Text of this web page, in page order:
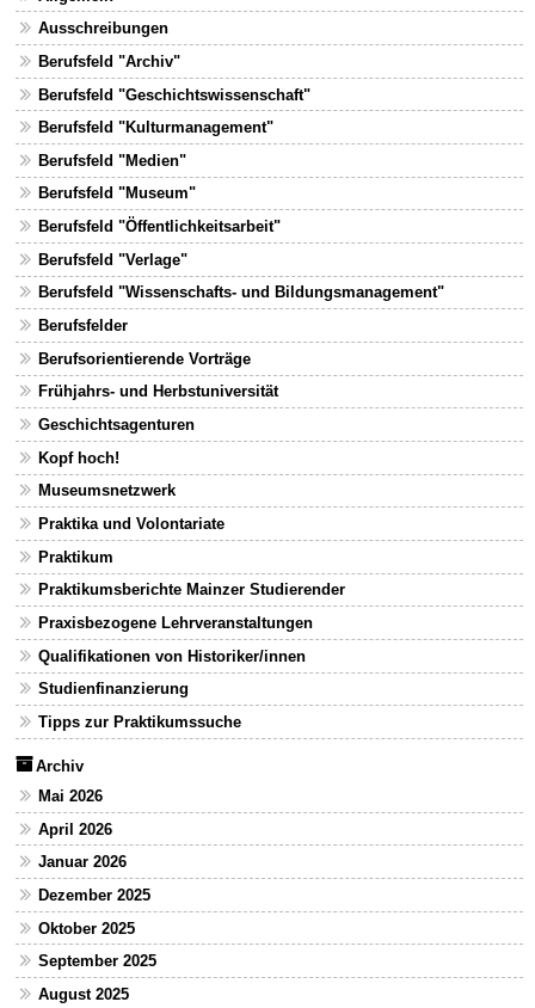
Ausschreibungen
Berufsfeld "Archiv"
Berufsfeld "Geschichtswissenschaft"
Berufsfeld "Kulturmanagement"
Berufsfeld "Medien"
Berufsfeld "Museum"
Berufsfeld "Öffentlichkeitsarbeit"
Berufsfeld "Verlage"
Berufsfeld "Wissenschafts- und Bildungsmanagement"
Berufsfelder
Berufsorientierende Vorträge
Frühjahrs- und Herbstuniversität
Geschichtsagenturen
Kopf hoch!
Museumsnetzwerk
Praktika und Volontariate
Praktikum
Praktikumsberichte Mainzer Studierender
Praxisbezogene Lehrveranstaltungen
Qualifikationen von Historiker/innen
Studienfinanzierung
Tipps zur Praktikumssuche
Archiv
Mai 2026
April 2026
Januar 2026
Dezember 2025
Oktober 2025
September 2025
August 2025